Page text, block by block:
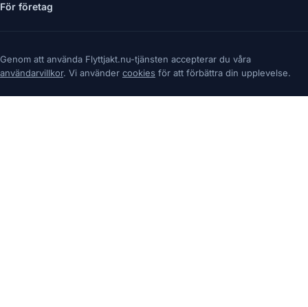
För företag
Genom att använda Flyttjakt.nu-tjänsten accepterar du våra
användarvillkor. Vi använder cookies för att förbättra din upplevelse.